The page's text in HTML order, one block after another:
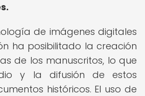
de imágenes digitales
ha posibilitado la creación
de los manuscritos, lo que
y la difusión de estos
históricos. El uso de